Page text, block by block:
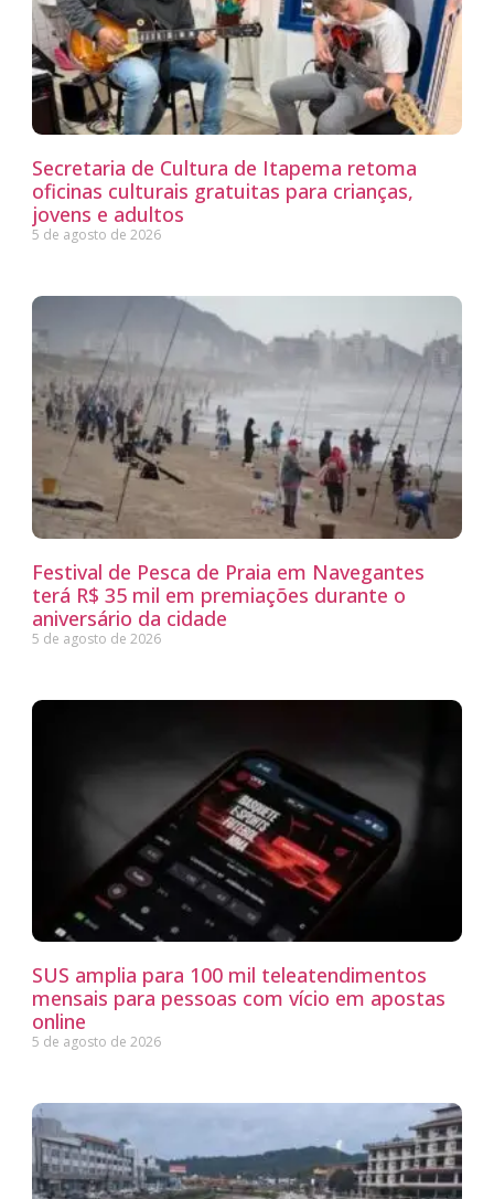
Secretaria de Cultura de Itapema retoma
oficinas culturais gratuitas para crianças,
jovens e adultos
5 de agosto de 2026
Festival de Pesca de Praia em Navegantes
terá R$ 35 mil em premiações durante o
aniversário da cidade
5 de agosto de 2026
SUS amplia para 100 mil teleatendimentos
mensais para pessoas com vício em apostas
online
5 de agosto de 2026